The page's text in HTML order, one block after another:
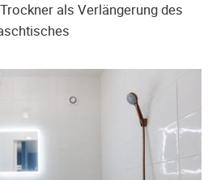
als Verlängerung des